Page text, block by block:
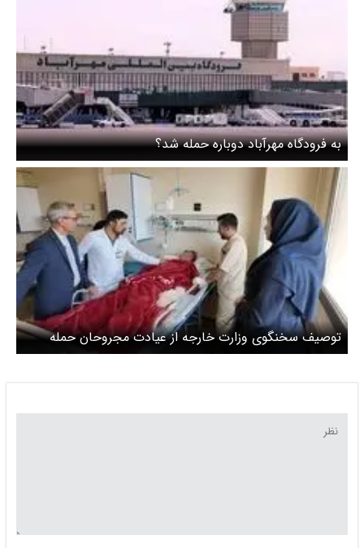
به فرودگاه مهرآباد دوباره حمله شد؟
توصیف سخنگوی وزارت خارجه از عیادت مجروحان حمله
اسرائیل